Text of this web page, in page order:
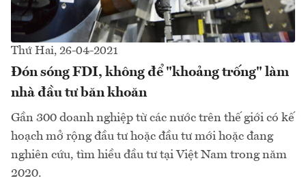
Thứ Hai, 26-04-2021
Đón sóng FDI, không để "khoảng trống" làm
nhà đầu tư băn khoăn
Gần 300 doanh nghiệp từ các nước trên thế giới có kế
hoạch mở rộng đầu tư hoặc đầu tư mới hoặc đang
nghiên cứu, tìm hiều đầu tư tại Việt Nam trong năm
2020.